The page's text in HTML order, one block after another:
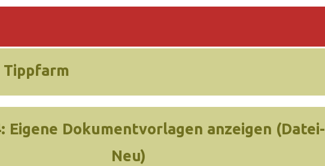
Tippfarm
Eigene Dokumentvorlagen anzeigen (Datei-
Neu)